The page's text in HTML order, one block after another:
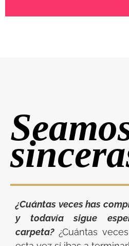
¿Cuántas veces has
y todavía sigue
carpeta?¿Cuántas